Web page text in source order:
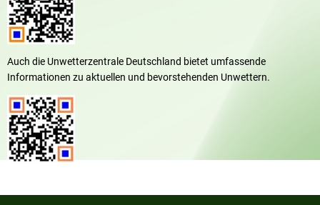
Auch die Unwetterzentrale Deutschland bietet umfassende
Informationen zu aktuellen und bevorstehenden Unwettern.